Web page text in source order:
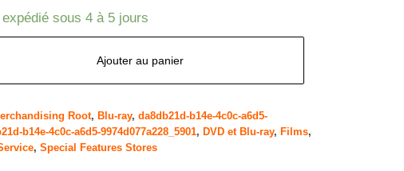
sous 4 à 5 jours
Ajouter au panier
Root, Blu-ray, da8db21d-b14e-4c0c-a6d5-
b14e-4c0c-a6d5-9974d077a228_5901, DVD et Blu-ray, Films,
, Special Features Stores